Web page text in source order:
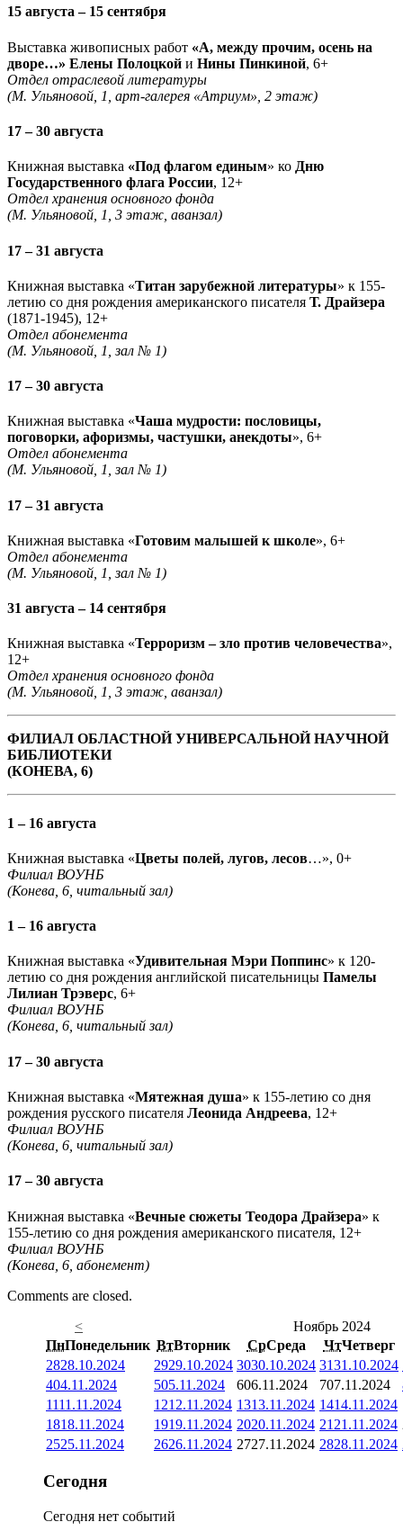
15 августа – 15 сентября
Выставка живописных работ «А, между прочим, осень на
дворе…» Елены Полоцкой и Нины Пинкиной, 6+
Отдел отраслевой литературы
(М. Ульяновой, 1, арт-галерея «Атриум», 2 этаж)
17 – 30 августа
Книжная выставка «Под флагом единым» ко Дню
Государственного флага России, 12+
Отдел хранения основного фонда
(М. Ульяновой, 1, 3 этаж, аванзал)
17 – 31 августа
Книжная выставка «Титан зарубежной литературы» к 155-
летию со дня рождения американского писателя Т. Драйзера
(1871-1945), 12+
Отдел абонемента
(М. Ульяновой, 1, зал № 1)
17 – 30 августа
Книжная выставка «Чаша мудрости: пословицы,
поговорки, афоризмы, частушки, анекдоты», 6+
Отдел абонемента
(М. Ульяновой, 1, зал № 1)
17 – 31 августа
Книжная выставка «Готовим малышей к школе», 6+
Отдел абонемента
(М. Ульяновой, 1, зал № 1)
31 августа – 14 сентября
Книжная выставка «Терроризм – зло против человечества»,
12+
Отдел хранения основного фонда
(М. Ульяновой, 1, 3 этаж, аванзал)
ФИЛИАЛ ОБЛАСТНОЙ УНИВЕРСАЛЬНОЙ НАУЧНОЙ
БИБЛИОТЕКИ
(КОНЕВА, 6)
1 – 16 августа
Книжная выставка «Цветы полей, лугов, лесов…», 0+
Филиал ВОУНБ
(Конева, 6, читальный зал)
1 – 16 августа
Книжная выставка «Удивительная Мэри Поппинс» к 120-
летию со дня рождения английской писательницы Памелы
Лилиан Трэверс, 6+
Филиал ВОУНБ
(Конева, 6, читальный зал)
17 – 30 августа
Книжная выставка «Мятежная душа» к 155-летию со дня
рождения русского писателя Леонида Андреева, 12+
Филиал ВОУНБ
(Конева, 6, читальный зал)
17 – 30 августа
Книжная выставка «Вечные сюжеты Теодора Драйзера» к
155-летию со дня рождения американского писателя, 12+
Филиал ВОУНБ
(Конева, 6, абонемент)
Comments are closed.
<
Ноябрь 2024
ПнПонедельник ВтВторник СрСреда ЧтЧетверг
2828.10.2024 2929.10.2024 3030.10.2024 3131.10.2024
404.11.2024 505.11.2024 606.11.2024 707.11.2024
1111.11.2024 1212.11.2024 1313.11.2024 1414.11.2024
1818.11.2024 1919.11.2024 2020.11.2024 21 21.11.2024
2525.11.2024 2626.11.2024 2727.11.2024 2828.11.2024
Сегодня
Сегодня нет событий